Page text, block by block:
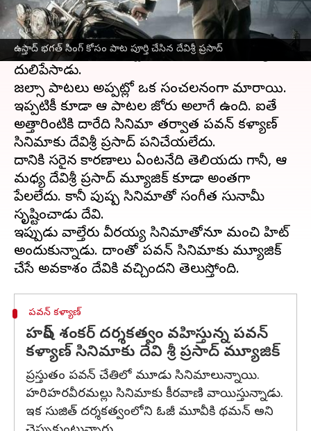
ఉస్తాద్ భగత్ సింగ్ కోసం పాట పూర్తి చేసిన దేవిశ్రీ ప్రసాద్
పవర్ స్టార్పవన్ కళ్యాణ్సినిమాలకు గతకొంత కాలంగా
దేవిశ్రీ ప్రసాద్ దూరమైపోయాడు. అప్పట్లో జల్సా,
అత్తారింటికి దారేది, గబ్బర్ సింగ్ చిత్రాలతో దుమ్ము
దులిపేసాడు.
జల్సా పాటలు అప్పట్లో ఒక సంచలనంగా మారాయి.
ఇప్పటికీ కూడా ఆ పాటల జోరు అలాగే ఉంది. ఐతే
అత్తారింటికి దారేది సినిమా తర్వాత పవన్ కళ్యాణ్
సినిమాకు దేవిశ్రీ ప్రసాద్ పనిచేయలేదు.
దానికి సరైన కారణాలు ఏంటనేది తెలియదు గానీ, ఆ
మధ్య దేవిశ్రీ ప్రసాద్ మ్యూజిక్ కూడా అంతగా
పేలలేదు. కానీ పుష్ప సినిమాతో సంగీత సునామీ
సృష్టించాడు దేవి.
ఇప్పుడు వాల్తేరు వీరయ్య సినిమాతోనూ మంచి హిట్
అందుకున్నాడు. దాంతో పవన్ సినిమాకు మ్యూజిక్
పవన్ కళ్యాణ్
హరీష్ శంకర్ దర్శకత్వం వహిస్తున్న పవన్
కళ్యాణ్ సినిమాకు దేవి శ్రీ ప్రసాద్ మ్యూజిక్
ప్రస్తుతం పవన్ చేతిలో మూడు సినిమాలున్నాయి.
హరిహరవీరమల్లు సినిమాకు కీరవాణి వాయిస్తున్నాడు.
ఇక సుజిత్ దర్శకత్వంలోని ఓజీ మూవీకి థమన్ అని